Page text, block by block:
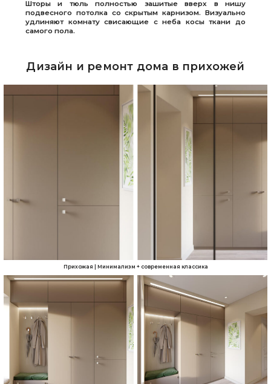
Шторы и тюль полностью зашитые вверх в нишу
подвесного потолка со скрытым карнизом. Визуально
удлиняют комнату свисающие с неба косы ткани до
самого пола.
Дизайн и ремонт дома в прихожей
Прихожая | Минимализм + современная классика